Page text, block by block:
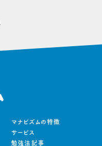
マナビズムの特徴
サービス
勉強法記事